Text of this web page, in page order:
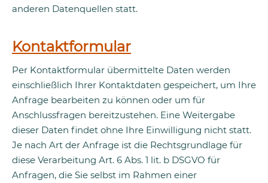
anderen Datenquellen statt.
Kontaktformular
Per Kontaktformular übermittelte Daten werden
einschließlich Ihrer Kontaktdaten gespeichert, um Ihre
Anfrage bearbeiten zu können oder um für
Anschlussfragen bereitzustehen. Eine Weitergabe
dieser Daten findet ohne Ihre Einwilligung nicht statt.
Je nach Art der Anfrage ist die Rechtsgrundlage für
diese Verarbeitung Art. 6 Abs. 1 lit. b DSGVO für
Anfragen, die Sie selbst im Rahmen einer